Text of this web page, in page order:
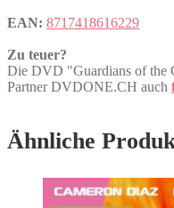
EAN: 8717418616229
Zu teuer?
Die DVD "Guardians of the
Partner DVDONE.CH auch
Ähnliche